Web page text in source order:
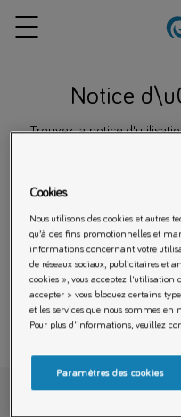
Menu
Notice
Trouvez la notice
notre boutique en ligne
Cookies
Nous utilisons des cookies et autres
qu’à des fins promotionnelles et
informations concernant votre
de réseaux sociaux, publicitaires et
cookies », vous acceptez l'utilisation
accepter » vous bloquez certains
et les services que nous sommes en
Pour plus d'informations, veuillez
Paramètres des cookies